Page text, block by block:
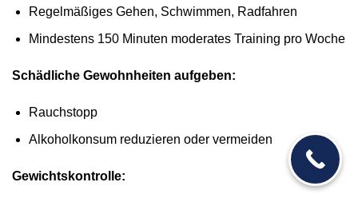
Regelmäßiges Gehen, Schwimmen, Radfahren
Mindestens 150 Minuten moderates Training pro Woche
Schädliche Gewohnheiten aufgeben:
Rauchstopp
Alkoholkonsum reduzieren oder vermeiden
Gewichtskontrolle: